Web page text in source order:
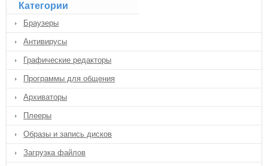
Категории
Браузеры
Антивирусы
Графические редакторы
Программы для общения
Архиваторы
Плееры
Образы и запись дисков
Загрузка файлов